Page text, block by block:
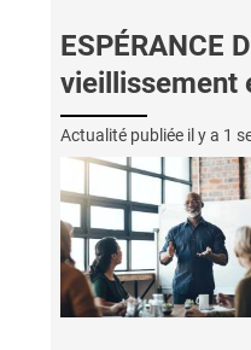
ESPÉRANCE
vieillissement
Actualité publiée il y a 1